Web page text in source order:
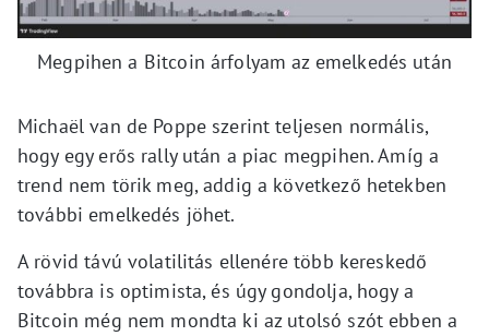
Megpihen a Bitcoin árfolyam az emelkedés után
Michaël van de Poppe szerint teljesen normális,
hogy egy erős rally után a piac megpihen. Amíg a
trend nem törik meg, addig a következő hetekben
további emelkedés jöhet.
A rövid távú volatilitás ellenére több kereskedő
továbbra is optimista, és úgy gondolja, hogy a
Bitcoin még nem mondta ki az utolsó szót ebben a